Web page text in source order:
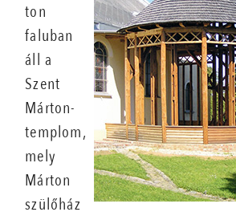
ton
faluban
áll a
Szent
Márton-
templom,
mely
Márton
szülőház